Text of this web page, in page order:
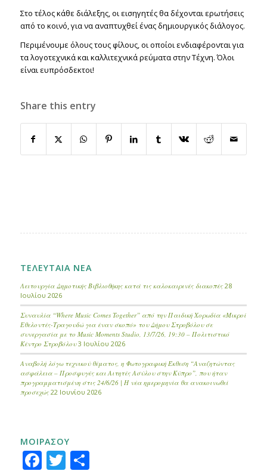
Στο τέλος κάθε διάλεξης, οι εισηγητές θα δέχονται ερωτήσεις
από το κοινό, για να αναπτυχθεί ένας δημιουργικός διάλογος.
Περιμένουμε όλους τους φίλους, οι οποίοι ενδιαφέρονται για
τα λογοτεχνικά και καλλιτεχνικά ρεύματα στην Τέχνη. Όλοι
είναι ευπρόσδεκτοι!
Share this entry
ΤΕΛΕΥΤΑΙΑ ΝΕΑ
Λειτουργία Δημοτικής Βιβλιοθήκης κατά τις καλοκαιρινές διακοπές 28
Ιουλίου 2026
Συναυλία “Where Music Comes Together” από την Παιδική Χορωδία «Μικροί
Εθελοντές-Τραγουδώ για έναν σκοπό» του Δήμου Στροβόλου σε
συνεργασία με το Music Moments Studio, 13/7/26, 19:30 – Πολιτιστικό
Κέντρο Στροβόλου 3 Ιουλίου 2026
Αναβολή λόγω τεχνικού θέματος, η Φωτογραφική Έκθεση “Αναζητώντας
ασφάλεια – Προσφυγές και Αιτητές Ασύλου στην Κύπρο”, που ήταν
προγραμματισμένη στις 24/6/26 | Η νέα ημερομηνία θα ανακοινωθεί
προσεχώς 22 Ιουνίου 2026
ΜΟΙΡΑΣΟΥ
Facebook
Twitter
Μοιραστείτε